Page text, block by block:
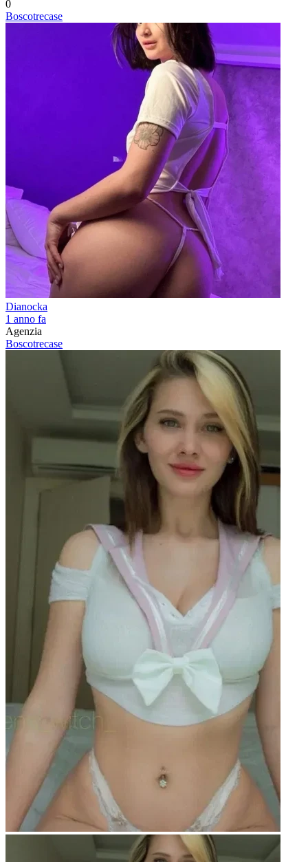
0
Boscotrecase
Dianocka
1 anno fa
Agenzia
Boscotrecase